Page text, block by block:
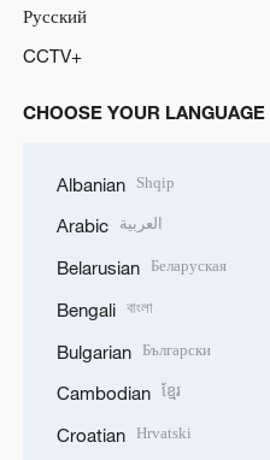
Русский
CCTV+
CHOOSE YOUR LANGUAGE
Albanian Shqip
Arabic العربية
Belarusian Беларуская
Bengali বাংলা
Bulgarian Български
Cambodian ខ្មែរ
Croatian Hrvatski